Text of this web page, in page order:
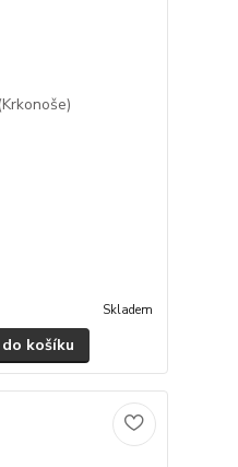
Skladem
košíku